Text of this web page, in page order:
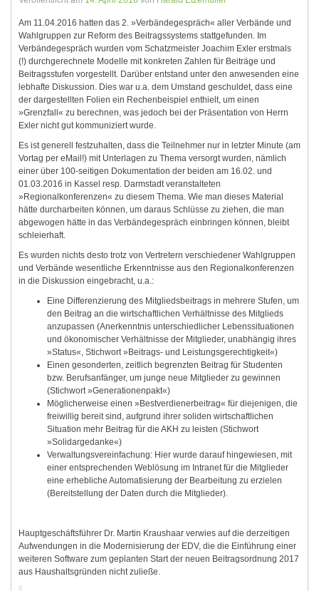
Am 11.04.2016 hatten das 2. »Verbändegespräch« aller Verbände und
Wahlgruppen zur Reform des Beitragssystems stattgefunden. Im
Verbändegespräch wurden vom Schatzmeister Joachim Exler erstmals
(!) durchgerechnete Modelle mit konkreten Zahlen für Beiträge und
Beitragsstufen vorgestellt. Darüber entstand unter den anwesenden eine
lebhafte Diskussion. Dies war u.a. dem Umstand geschuldet, dass eine
der dargestellten Folien ein Rechenbeispiel enthielt, um einen
»Grenzfall« zu berechnen, was jedoch bei der Präsentation von Herrn
Exler nicht gut kommuniziert wurde.
Es ist generell festzuhalten, dass die Teilnehmer nur in letzter Minute (am
Vortag per eMail!) mit Unterlagen zu Thema versorgt wurden, nämlich
einer über 100-seitigen Dokumentation der beiden am 16.02. und
01.03.2016 in Kassel resp. Darmstadt veranstalteten
»Regionalkonferenzen« zu diesem Thema. Wie man dieses Material
hätte durcharbeiten können, um daraus Schlüsse zu ziehen, die man
abgewogen hätte in das Verbändegespräch einbringen können, bleibt
schleierhaft.
Es wurden nichts desto trotz von Vertretern verschiedener Wahlgruppen
und Verbände wesentliche Erkenntnisse aus den Regionalkonferenzen
in die Diskussion eingebracht, u.a.:
Eine Differenzierung des Mitgliedsbeitrags in mehrere Stufen, um
den Beitrag an die wirtschaftlichen Verhältnisse des Mitglieds
anzupassen (Anerkenntnis unterschiedlicher Lebenssituationen
und ökonomischer Verhältnisse der Mitglieder, unabhängig ihres
»Status«, Stichwort »Beitrags‐ und Leistungsgerechtigkeit«)
Einen gesonderten, zeitlich begrenzten Beitrag für Studenten
bzw. Berufsanfänger, um junge neue Mitglieder zu gewinnen
(Stichwort »Generationenpakt«)
Möglicherweise einen »Bestverdienerbeitrag« für diejenigen, die
freiwillig bereit sind, aufgrund ihrer soliden wirtschaftlichen
Situation mehr Beitrag für die AKH zu leisten (Stichwort
»Solidargedanke«)
Verwaltungsvereinfachung: Hier wurde darauf hingewiesen, mit
einer entsprechenden Weblösung im Intranet für die Mitglieder
eine erhebliche Automatisierung der Bearbeitung zu erzielen
(Bereitstellung der Daten durch die Mitglieder).
Hauptgeschäftsführer Dr. Martin Kraushaar verwies auf die derzeitigen
Aufwendungen in die Modernisierung der EDV, die die Einführung einer
weiteren Software zum geplanten Start der neuen Beitragsordnung 2017
aus Haushaltsgründen nicht zuließe.